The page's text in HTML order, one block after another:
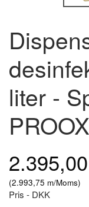
liter -
2.395,00
(2.993,75 m/Moms)
Pris - DKK